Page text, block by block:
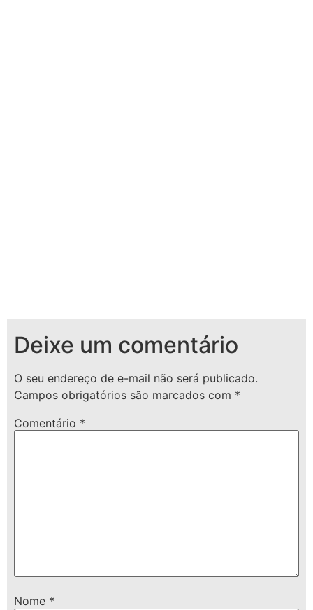
Deixe um comentário
O seu endereço de e-mail não será publicado.
Campos obrigatórios são marcados com *
Comentário *
Nome *